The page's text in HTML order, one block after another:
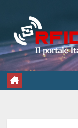
contenuto